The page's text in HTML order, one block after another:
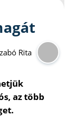
Rita
az több